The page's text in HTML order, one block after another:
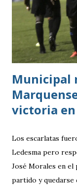
Municipal
victoria
Los escarlatas
Ledesma pero
José Morales en
partido y quedarse